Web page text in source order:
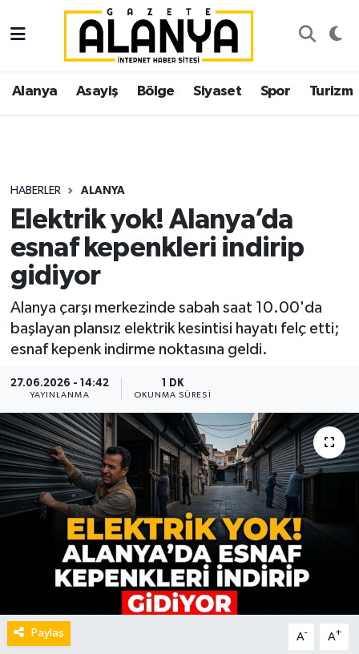
Alanya Asayiş Bölge Siyaset Spor Turizm
HABERLER ALANYA
Elektrik yok! Alanya’da
esnaf kepenkleri indirip
gidiyor
Alanya çarşı merkezinde sabah saat 10.00'da
başlayan plansız elektrik kesintisi hayatı felç etti;
esnaf kepenk indirme noktasına geldi.
27.06.2026 - 14:42
YAYINLANMA
1 DK
OKUNMA SÜRESI
Paylaş A- A+
Alanya
Asayiş
Siyaset
Spor
Turizm
Ekonomi
Gazipaşa
İstanbul Nöbetçi Eczaneler
İstanbul Hava Durumu
Süper Lig Puan Durumu ve Fikstür
Tüm Manşetler
Son Dakika Haberleri
Haber Arşivi